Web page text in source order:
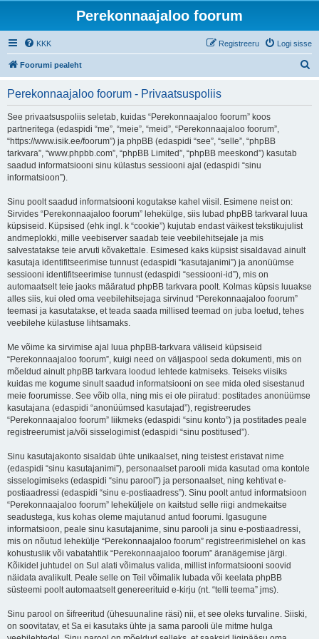
Perekonnaajaloo foorum
KKK Logi sisse
Registreeru
Foorumi pealeht
Perekonnaajaloo foorum - Privaatsuspoliis
See privaatsuspoliis seletab, kuidas “Perekonnaajaloo foorum” koos
partneritega (edaspidi “me”, “meie”, “meid”, “Perekonnaajaloo foorum”,
“https://www.isik.ee/foorum”) ja phpBB (edaspidi “see”, “selle”, “phpBB
tarkvara”, “www.phpbb.com”, “phpBB Limited”, “phpBB meeskond”) kasutab
saadud informatsiooni sinu külastus sessiooni ajal (edaspidi “sinu
informatsioon”).
Sinu poolt saadud informatsiooni kogutakse kahel viisil. Esimene neist on:
Sirvides “Perekonnaajaloo foorum” lehekülge, siis lubad phpBB tarkvaral luua
küpsiseid. Küpsised (ehk ingl. k “cookie”) kujutab endast väikest tekstikujulist
andmeplokki, mille veebiserver saadab teie veebilehitsejale ja mis
salvestatakse teie arvuti kõvakettale. Esimesed kaks küpsist sisaldavad ainult
kasutaja identifitseerimise tunnust (edaspidi “kasutajanimi”) ja anonüümse
sessiooni identifitseerimise tunnust (edaspidi “sessiooni-id”), mis on
automaatselt teie jaoks määratud phpBB tarkvara poolt. Kolmas küpsis luuakse
alles siis, kui oled oma veebilehitsejaga sirvinud “Perekonnaajaloo foorum”
teemasi ja kasutatakse, et teada saada millised teemad on juba loetud, tehes
veebilehe külastuse lihtsamaks.
Me võime ka sirvimise ajal luua phpBB-tarkvara väliseid küpsiseid
“Perekonnaajaloo foorum”, kuigi need on väljaspool seda dokumenti, mis on
mõeldud ainult phpBB tarkvara loodud lehtede katmiseks. Teiseks viisiks
kuidas me kogume sinult saadud informatsiooni on see mida oled sisestanud
meie foorumisse. See võib olla, ning mis ei ole piiratud: postitades anonüümse
kasutajana (edaspidi “anonüümsed kasutajad”), registreerudes
“Perekonnaajaloo foorum” liikmeks (edaspidi “sinu konto”) ja postitades peale
registreerumist ja/või sisselogimist (edaspidi “sinu postitused”).
Sinu kasutajakonto sisaldab ühte unikaalset, ning teistest eristavat nime
(edaspidi “sinu kasutajanimi”), personaalset parooli mida kasutad oma kontole
sisselogimiseks (edaspidi “sinu parool”) ja personaalset, ning kehtivat e-
postiaadressi (edaspidi “sinu e-postiaadress”). Sinu poolt antud informatsioon
“Perekonnaajaloo foorum” leheküljele on kaitstud selle riigi andmekaitse
seadustega, kus kohas oleme majutanud antud foorumi. Igasugune
informatsioon, peale sinu kasutajanime, sinu parooli ja sinu e-postiaadressi,
mis on nõutud lehekülje “Perekonnaajaloo foorum” registreerimislehel on kas
kohustuslik või vabatahtlik “Perekonnaajaloo foorum” äranägemise järgi.
Kõikidel juhtudel on Sul alati võimalus valida, millist informatsiooni soovid
näidata avalikult. Peale selle on Teil võimalik lubada või keelata phpBB
süsteemi poolt automaatselt genereerituid e-kirju (nt. “telli teema” jms).
Sinu parool on šifreeritud (ühesuunaline räsi) nii, et see oleks turvaline. Siiski,
on soovitatav, et Sa ei kasutaks ühte ja sama parooli üle mitme hulga